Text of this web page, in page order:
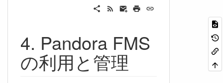
4. Pandora FMS
の利用と管理